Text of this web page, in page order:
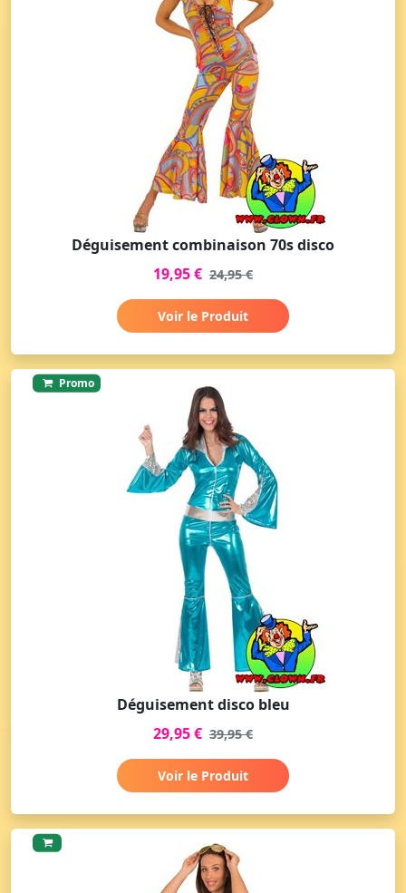
Déguisement combinaison 70s disco
19,95 € 24,95 €
Voir le Produit
Promo
Déguisement disco bleu
29,95 € 39,95 €
Voir le Produit